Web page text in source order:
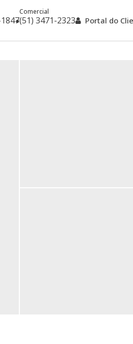
(51) 3471-2323
Comercial
Portal do